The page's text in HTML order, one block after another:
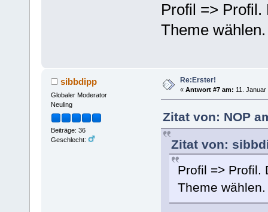
Profil =>
Theme
sibbdipp
Globaler Moderator
Neuling
Beiträge: 36
Geschlecht:
Re:Erster!
« Antwort #7 am: 11.
Zitat von: NOP
Zitat von:
Profil => Profil.
Theme